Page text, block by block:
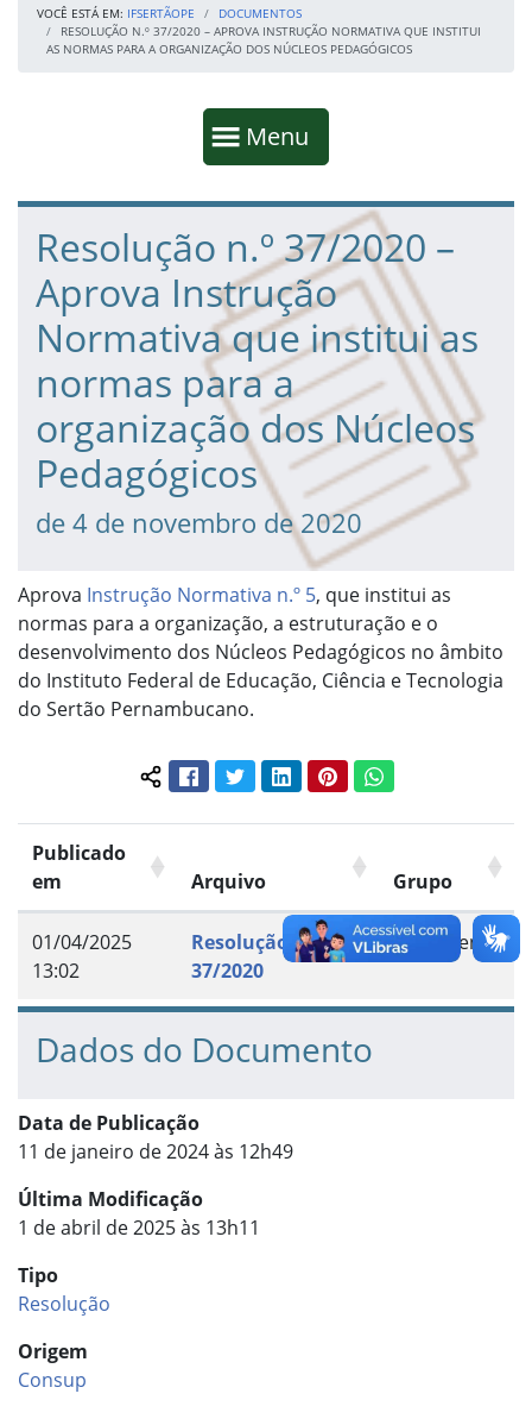
VOCÊ ESTÁ EM: IFSERTÃOPE
DOCUMENTOS
RESOLUÇÃO N.º 37/2020 – APROVA INSTRUÇÃO NORMATIVA QUE INSTITUI
AS NORMAS PARA A ORGANIZAÇÃO DOS NÚCLEOS PEDAGÓGICOS
Mostrar
Menu
Fim da navegação
Início do conteúdo
Resolução n.º 37/2020 –
Aprova Instrução
Normativa que institui as
normas para a
organização dos Núcleos
Pedagógicos
de 4 de novembro de 2020
Aprova Instrução Normativa n.º 5, que institui as
normas para a organização, a estruturação e o
desenvolvimento dos Núcleos Pedagógicos no âmbito
do Instituto Federal de Educação, Ciência e Tecnologia
do Sertão Pernambucano.
Compartilhar conteúdo:
FacebookTwitterLinkedInPinterestWhatsApp
Publicado
em
Arquivo Grupo
01/04/2025
13:02
Resolução n.º
37/2020
Documento
Dados do Documento
Data de Publicação
11 de janeiro de 2024 às 12h49
Última Modificação
1 de abril de 2025 às 13h11
Tipo
Resolução
Origem
Consup